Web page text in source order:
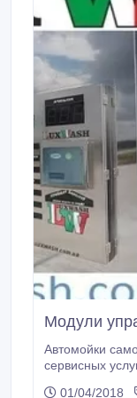
Модули
Автомойки
сервисных услуг, только входят на рынок
01/04/2018